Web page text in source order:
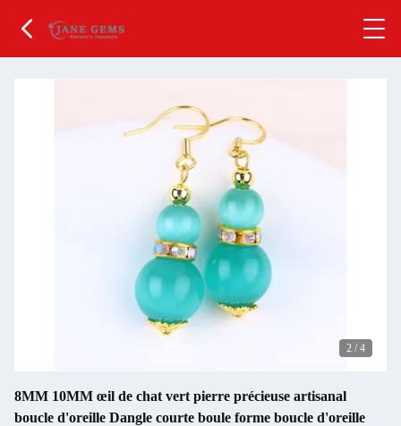
2 / 4
8MM 10MM œil de chat vert pierre précieuse artisanal
boucle d'oreille Dangle courte boule forme boucle d'oreille